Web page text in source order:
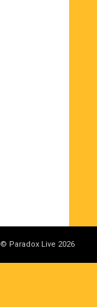
© Paradox Live 2026